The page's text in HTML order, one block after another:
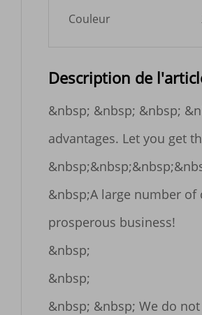
Couleur
Description de
&nbsp; &nbsp; &nbsp;
advantages. Let you get
&nbsp;A large number
prosperous business!
&nbsp;
&nbsp;
&nbsp; &nbsp; We do